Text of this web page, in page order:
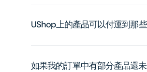
UShop上的產品可以付運到那
如果我的訂單中有部分產品還